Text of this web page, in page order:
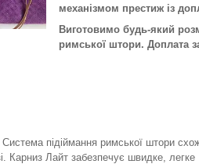
механізмом престиж із
Виготовимо будь-який
римської штори. Доплата
підіймання римської штори
Карниз Лайт забезпечує швидке, легке